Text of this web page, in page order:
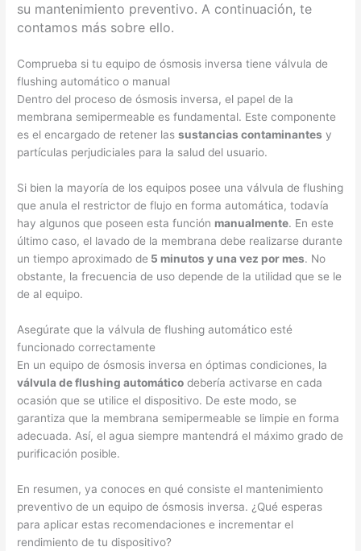
su mantenimiento preventivo. A continuación, te
contamos más sobre ello.
Comprueba si tu equipo de ósmosis inversa tiene válvula de
flushing automático o manual
Dentro del proceso de ósmosis inversa, el papel de la
membrana semipermeable es fundamental. Este componente
es el encargado de retener lassustancias contaminantes y
partículas perjudiciales para la salud del usuario.
Si bien la mayoría de los equipos posee una válvula de flushing
que anula el restrictor de flujo en forma automática, todavía
hay algunos que poseen esta función manualmente. En este
último caso, el lavado de la membrana debe realizarse durante
un tiempo aproximado de 5 minutos y una vez por mes. No
obstante, la frecuencia de uso depende de la utilidad que se le
de al equipo.
Asegúrate que la válvula de flushing automático esté
funcionado correctamente
En un equipo de ósmosis inversa en óptimas condiciones, la
válvula de flushing automático debería activarse en cada
ocasión que se utilice el dispositivo. De este modo, se
garantiza que la membrana semipermeable se limpie en forma
adecuada. Así, el agua siempre mantendrá el máximo grado de
purificación posible.
En resumen, ya conoces en qué consiste el mantenimiento
preventivo de un equipo de ósmosis inversa. ¿Qué esperas
para aplicar estas recomendaciones e incrementar el
rendimiento de tu dispositivo?